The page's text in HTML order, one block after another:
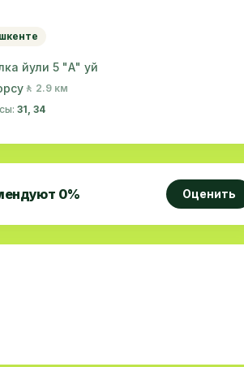
йули 5 "А" уй
🚶 2.9 км
31, 34
0% Оценить